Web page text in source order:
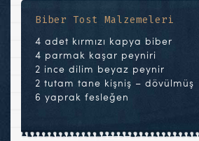
Biber Tost Malzemeleri
4 adet kırmızı kapya biber
4 parmak kaşar peyniri
2 ince dilim beyaz peynir
2 tutam tane kişniş – dövülmüş
6 yaprak fesleğen